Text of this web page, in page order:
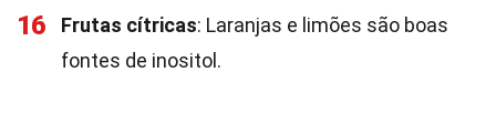
16 Frutas cítricas: Laranjas e limões são boas
fontes de inositol.